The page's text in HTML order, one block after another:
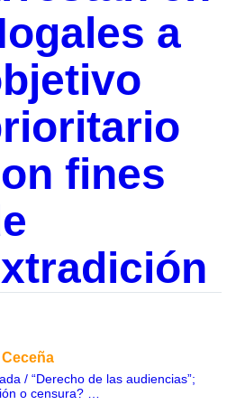
a
fines
/ “Derecho de las audiencias”;
o censura? …